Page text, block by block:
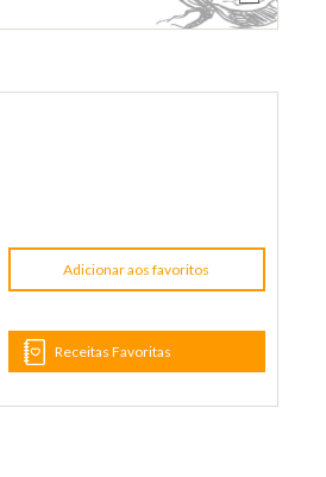
Adicionar aos favoritos
Receitas Favoritas